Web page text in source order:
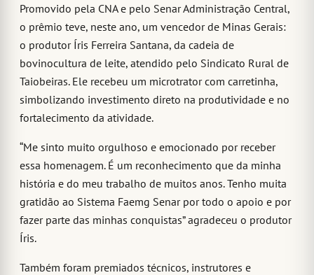
Promovido pela CNA e pelo Senar Administração Central,
o prêmio teve, neste ano, um vencedor de Minas Gerais:
o produtor Íris Ferreira Santana, da cadeia de
bovinocultura de leite, atendido pelo Sindicato Rural de
Taiobeiras. Ele recebeu um microtrator com carretinha,
simbolizando investimento direto na produtividade e no
fortalecimento da atividade.
“Me sinto muito orgulhoso e emocionado por receber
essa homenagem. É um reconhecimento que da minha
história e do meu trabalho de muitos anos. Tenho muita
gratidão ao Sistema Faemg Senar por todo o apoio e por
fazer parte das minhas conquistas” agradeceu o produtor
Íris.
Também foram premiados técnicos, instrutores e